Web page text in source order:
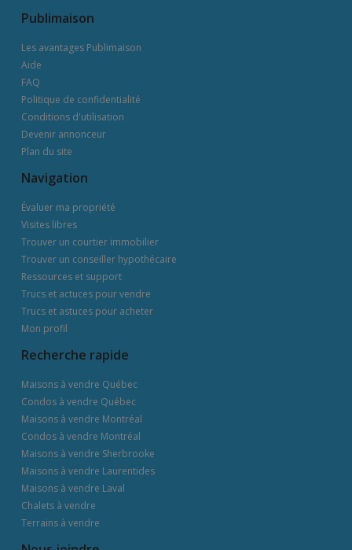
Publimaison
Les avantages Publimaison
Aide
FAQ
Politique de confidentialité
Conditions d'utilisation
Devenir annonceur
Plan du site
Navigation
Évaluer ma propriété
Visites libres
Trouver un courtier immobilier
Trouver un conseiller hypothécaire
Ressources et support
Trucs et actuces pour vendre
Trucs et astuces pour acheter
Mon profil
Recherche rapide
Maisons à vendre Québec
Condos à vendre Québec
Maisons à vendre Montréal
Condos à vendre Montréal
Maisons à vendre Sherbrooke
Maisons à vendre Laurentides
Maisons à vendre Laval
Chalets à vendre
Terrains à vendre